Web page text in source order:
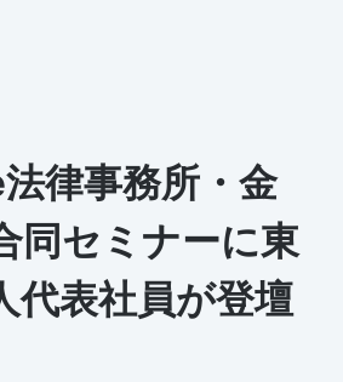
律事務所・金
同セミナーに東
代表社員が登壇